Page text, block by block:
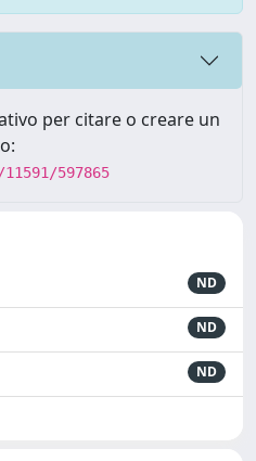
per citare o creare un
597865
ND
ND
ND